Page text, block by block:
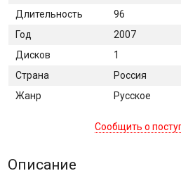
Длительность
96
Год
2007
Дисков
1
Страна
Россия
Жанр
Русское
Сообщить о
Описание